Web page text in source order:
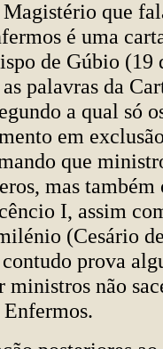
que
é uma
de Gúbio (19
palavras da
a qual só
em
que
mas
I, assim
(Cesário
prova
não